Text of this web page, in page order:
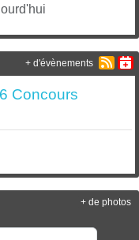
Concours
+ d'évènements
+ de photos